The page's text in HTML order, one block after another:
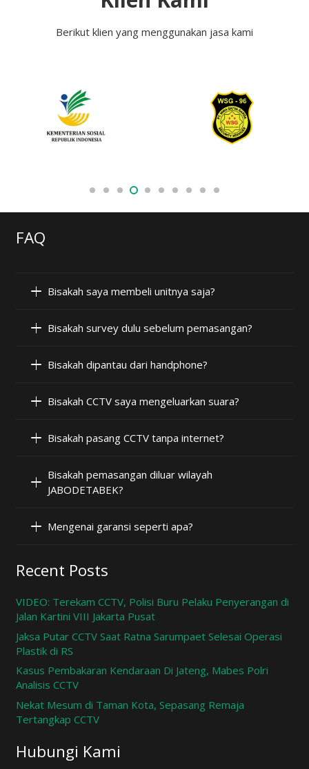
Berikut klien yang menggunakan jasa kami
FAQ
Bisakah saya membeli unitnya saja?
Bisakah survey dulu sebelum pemasangan?
Bisakah dipantau dari handphone?
Bisakah CCTV saya mengeluarkan suara?
Bisakah pasang CCTV tanpa internet?
Bisakah pemasangan diluar wilayah
JABODETABEK?
Mengenai garansi seperti apa?
Recent Posts
VIDEO: Terekam CCTV, Polisi Buru Pelaku Penyerangan di
Jalan Kartini VIII Jakarta Pusat
Jaksa Putar CCTV Saat Ratna Sarumpaet Selesai Operasi
Plastik di RS
Kasus Pembakaran Kendaraan Di Jateng, Mabes Polri
Analisis CCTV
Nekat Mesum di Taman Kota, Sepasang Remaja
Tertangkap CCTV
Hubungi Kami